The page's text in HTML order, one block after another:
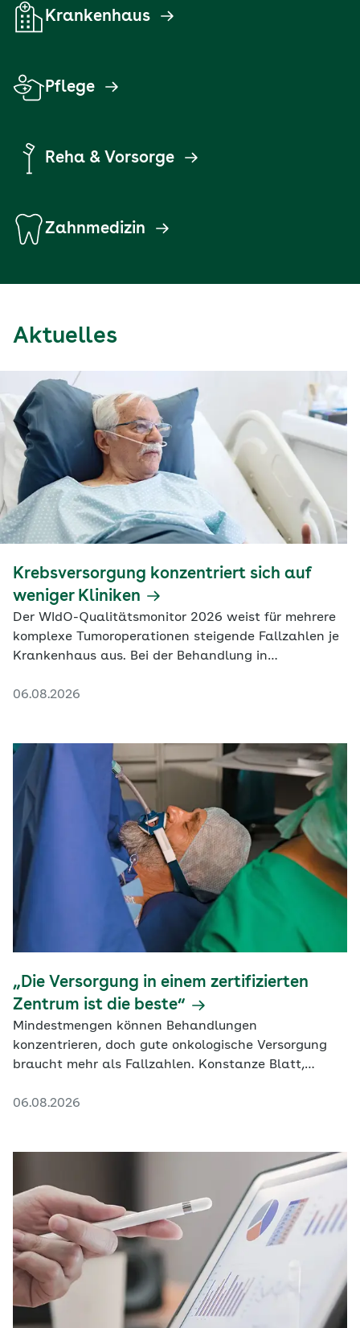
Krankenhaus
Pflege
Reha & Vorsorge
Zahnmedizin
Aktuelles
06.08.2026
Krebsversorgung konzentriert sich auf
weniger Kliniken
Der WIdO-Qualitätsmonitor 2026 weist für mehrere
komplexe Tumoroperationen steigende Fallzahlen je
Krankenhaus aus. Bei der Behandlung in
deutlich schwächer aus.
06.08.2026
„Die Versorgung in einem zertifizierten
Zentrum ist die beste“
Mindestmengen können Behandlungen
konzentrieren, doch gute onkologische Versorgung
braucht mehr als Fallzahlen. Konstanze Blatt,
Steuerung in zertifizierten Zentren bislang nicht